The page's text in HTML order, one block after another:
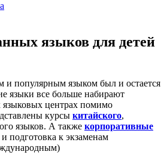
языков для детей
популярным языком был и остается
языки все больше набирают
центрах помимо
курсы китайского,
языков. А также корпоративные
подготовка к экзаменам